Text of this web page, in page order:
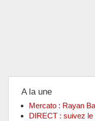
A la une
Mercato : Rayan
DIRECT : suivez